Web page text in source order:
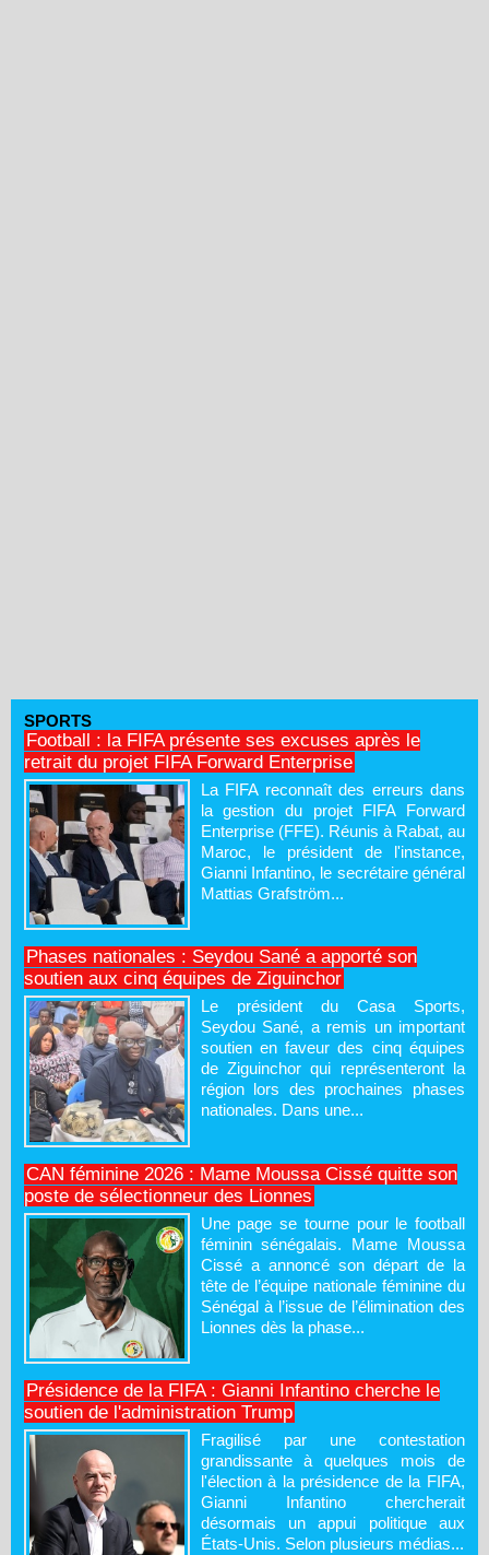
SPORTS
Football : la FIFA présente ses excuses après le
retrait du projet FIFA Forward Enterprise
La FIFA reconnaît des erreurs dans
la gestion du projet FIFA Forward
Enterprise (FFE). Réunis à Rabat, au
Maroc, le président de l'instance,
Gianni Infantino, le secrétaire général
Mattias Grafström...
Phases nationales : Seydou Sané a apporté son
soutien aux cinq équipes de Ziguinchor
Le président du Casa Sports,
Seydou Sané, a remis un important
soutien en faveur des cinq équipes
de Ziguinchor qui représenteront la
région lors des prochaines phases
nationales. Dans une...
CAN féminine 2026 : Mame Moussa Cissé quitte son
poste de sélectionneur des Lionnes
Une page se tourne pour le football
féminin sénégalais. Mame Moussa
Cissé a annoncé son départ de la
tête de l’équipe nationale féminine du
Sénégal à l’issue de l’élimination des
Lionnes dès la phase...
Présidence de la FIFA : Gianni Infantino cherche le
soutien de l'administration Trump
Fragilisé par une contestation
grandissante à quelques mois de
l'élection à la présidence de la FIFA,
Gianni Infantino chercherait
désormais un appui politique aux
États-Unis. Selon plusieurs médias...